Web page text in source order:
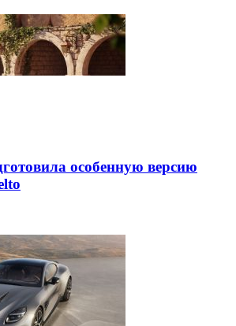
особенную версию